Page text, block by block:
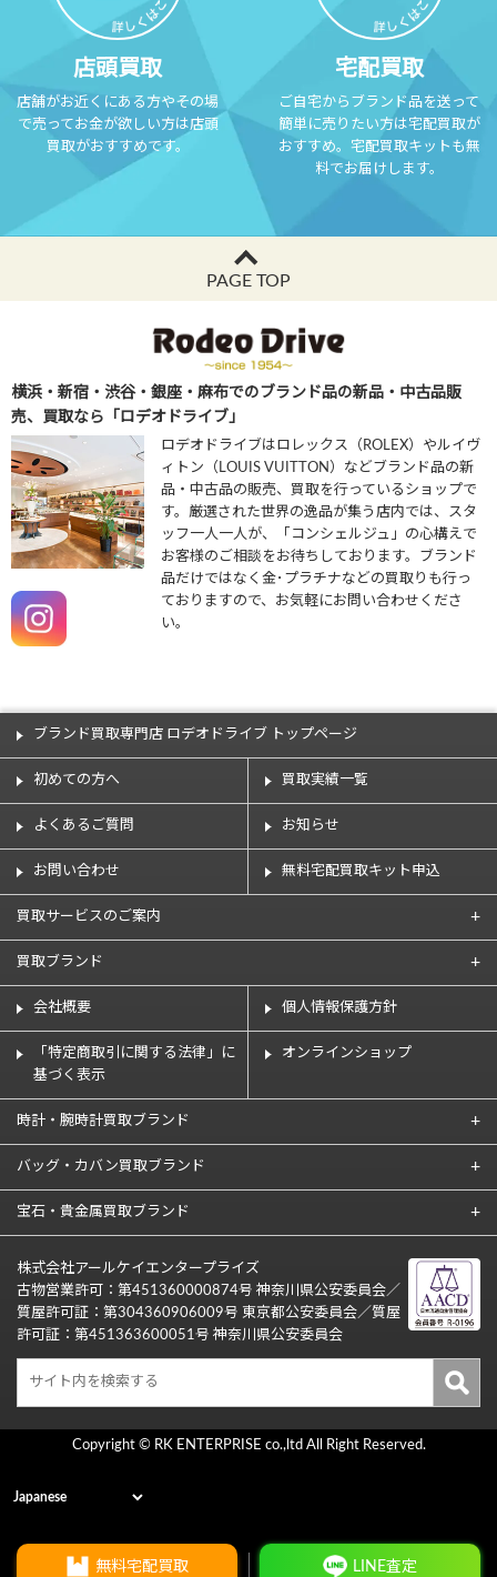
店頭買取
店舗がお近くにある方やその場
で売ってお金が欲しい方は店頭
買取がおすすめです。
宅配買取
ご自宅からブランド品を送って
簡単に売りたい方は宅配買取が
おすすめ。宅配買取キットも無
料でお届けします。
PAGE TOP
横浜・新宿・渋谷・銀座・麻布でのブランド品の新品・中古品販
売、買取なら「ロデオドライブ」
ロデオドライブはロレックス（ROLEX）やルイヴ
ィトン（LOUIS VUITTON）などブランド品の新
品・中古品の販売、買取を行っているショップで
す。厳選された世界の逸品が集う店内では、スタ
ッフ一人一人が、「コンシェルジュ」の心構えで
お客様のご相談をお待ちしております。ブランド
品だけではなく金･プラチナなどの買取りも行っ
ておりますので、お気軽にお問い合わせくださ
い。
ブランド買取専門店 ロデオドライブ トップページ
初めての方へ 買取実績一覧
よくあるご質問 お知らせ
お問い合わせ 無料宅配買取キット申込
買取サービスのご案内
買取ブランド
会社概要 個人情報保護方針
「特定商取引に関する法律」に
基づく表示
オンラインショップ
時計・腕時計買取ブランド
バッグ・カバン買取ブランド
宝石・貴金属買取ブランド
株式会社アールケイエンタープライズ
古物営業許可：第451360000874号 神奈川県公安委員会／
質屋許可証：第304360906009号 東京都公安委員会／質屋
許可証：第451363600051号 神奈川県公安委員会
Copyright © RK ENTERPRISE co.,ltd All Right Reserved.
無料宅配買取 LINE査定